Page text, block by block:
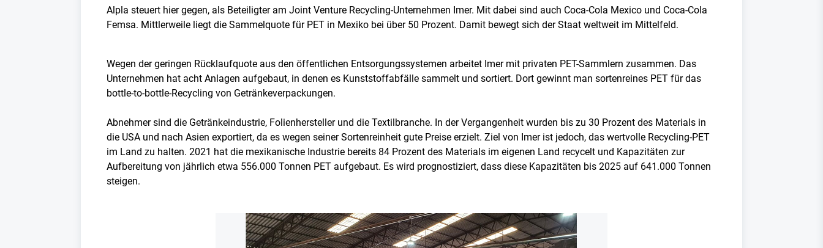
Alpla steuert hier gegen, als Beteiligter am Joint Venture Recycling-Unternehmen Imer. Mit dabei sind auch Coca-Cola Mexico und Coca-Cola
Femsa. Mittlerweile liegt die Sammelquote für PET in Mexiko bei über 50 Prozent. Damit bewegt sich der Staat weltweit im Mittelfeld.
Wegen der geringen Rücklaufquote aus den öffentlichen Entsorgungssystemen arbeitet Imer mit privaten PET-Sammlern zusammen. Das
Unternehmen hat acht Anlagen aufgebaut, in denen es Kunststoffabfälle sammelt und sortiert. Dort gewinnt man sortenreines PET für das
bottle-to-bottle-Recycling von Getränkeverpackungen.
Abnehmer sind die Getränkeindustrie, Folienhersteller und die Textilbranche. In der Vergangenheit wurden bis zu 30 Prozent des Materials in
die USA und nach Asien exportiert, da es wegen seiner Sortenreinheit gute Preise erzielt. Ziel von Imer ist jedoch, das wertvolle Recycling-PET
im Land zu halten. 2021 hat die mexikanische Industrie bereits 84 Prozent des Materials im eigenen Land recycelt und Kapazitäten zur
Aufbereitung von jährlich etwa 556.000 Tonnen PET aufgebaut. Es wird prognostiziert, dass diese Kapazitäten bis 2025 auf 641.000 Tonnen
steigen.